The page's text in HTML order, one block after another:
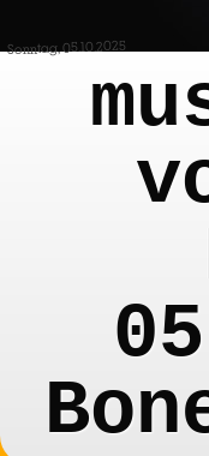
Sonntag, 05.10.2025